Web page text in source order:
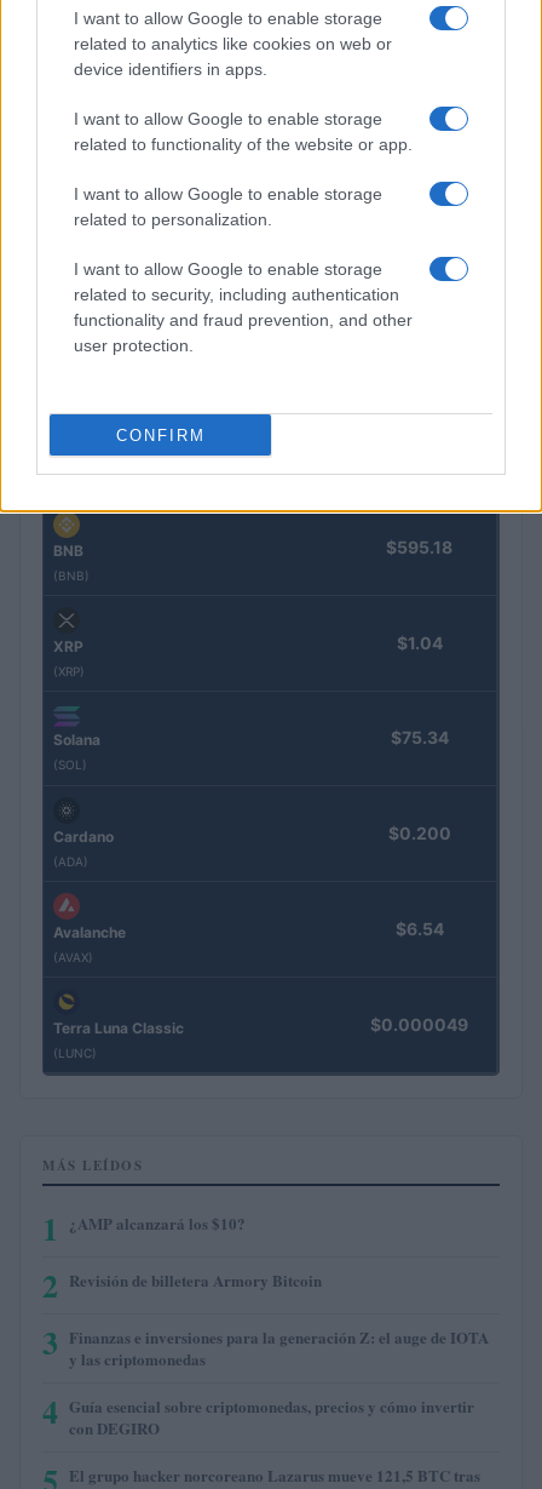
I want to allow Google to enable storage
related to analytics like cookies on web or
device identifiers in apps.
I want to allow Google to enable storage
related to functionality of the website or app.
I want to allow Google to enable storage
related to personalization.
I want to allow Google to enable storage
related to security, including authentication
functionality and fraud prevention, and other
user protection.
CONFIRM
Edgar Gilberto Fabris Contreras capturado por fraude de 621
Diego Martín · 7 Ago 2026
COTIZACIONES CRYPTO
Nombre Precio
Ethereum
(ETH)
BNB
(BNB)
$595.18
XRP
(XRP)
$1.04
Solana
(SOL)
$75.34
Cardano
(ADA)
$0.200
Avalanche
(AVAX)
$6.54
Terra Luna Classic
(LUNC)
$0.000049
MÁS LEÍDOS
1 ¿AMP alcanzará los $10?
2 Revisión de billetera Armory Bitcoin
3 Finanzas e inversiones para la generación Z: el auge de IOTA
y las criptomonedas
4 Guía esencial sobre criptomonedas, precios y cómo invertir
con DEGIRO
El grupo hacker norcoreano Lazarus mueve 121,5 BTC tras